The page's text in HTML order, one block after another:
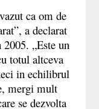
ca om de
”, a declarat
2005. „Este un
totul altceva
in echilibrul
mergi mult
se dezvolta